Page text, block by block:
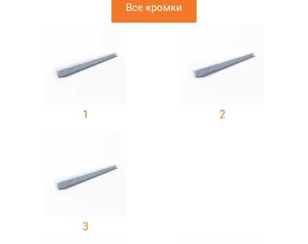
Все кромки
1 2
3